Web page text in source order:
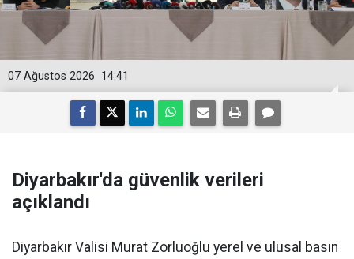
14:41
07 Ağustos 2026
Diyarbakır'da güvenlik verileri
açıklandı
Diyarbakır Valisi Murat Zorluoğlu yerel ve ulusal basın